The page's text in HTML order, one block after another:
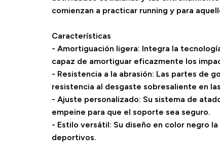
comienzan a practicar running y para
Características
- Amortiguación ligera: Integra la
capaz de amortiguar eficazmente los
- Resistencia a la abrasión: Las partes de
resistencia al desgaste sobresaliente en
- Ajuste personalizado: Su sistema de
empeine para que el soporte sea seguro.
- Estilo versátil: Su diseño en color negro
deportivos.